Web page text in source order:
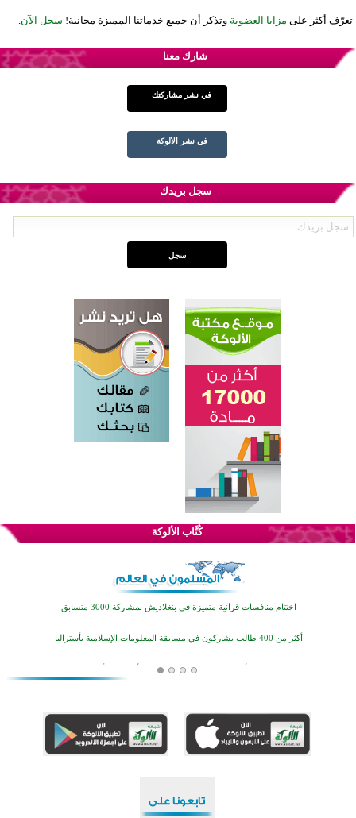
تعرّف أكثر على مزايا العضوية وتذكر أن جميع خدماتنا المميزة مجانية! سجل الآن.
شارك معنا
في نشر مشاركتك
في نشر الألوكة
سجل بريدك
كُتَّاب الألوكة
اختتام الدورة التاسعة لمسابقة حفظ وتلاوة القرآن الكريم في أزناكاييف
تيسليتش تختتم برنامجا تعليميا لتعزيز القيم وبناء الشخصية للشباب المسلمين
اختتام منافسات قرآنية متميزة في بنغلاديش بمشاركة 3000 متسابق
أكثر من 400 طالب يشاركون في مسابقة المعلومات الإسلامية بأستراليا
افتتاح تاريخي لأول مسجد في بلييفليا بالجبل الأسود منذ أكثر من قرن
أكبر مشروع إسلامي في ريف أستراليا يفتتح أبوابه بعد سنوات من العمل والعطاء